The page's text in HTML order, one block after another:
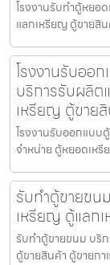
โรงงานรับทำตู้หยอ
แลกเหรียญ ตู้ขายสิ
โรงงานรับออ
บริการรับผลิต
เหรียญ ตู้ขาย
โรงงานรับออกแบบ
จำหน่าย ตู้หยอดเห
รับทำตู้ขายขน
เหรียญ ตู้แลก
รับทำตู้ขายขนม บริ
ตู้ขายสินค้า ตู้ขายก